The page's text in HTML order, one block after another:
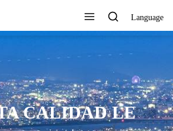
Language
CALIDAD LE